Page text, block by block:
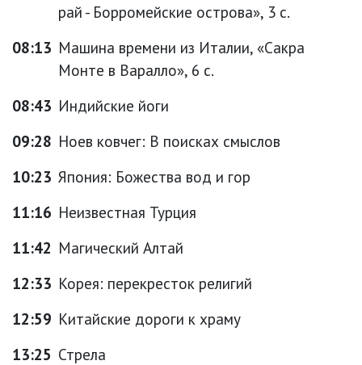
рай - Борромейские острова», 3 с.
08:13 Машина времени из Италии, «Сакра
Монте в Варалло», 6 с.
08:43 Индийские йоги
09:28 Ноев ковчег: В поисках смыслов
10:23 Япония: Божества вод и гор
11:16 Неизвестная Турция
11:42 Магический Алтай
12:33 Корея: перекресток религий
12:59 Китайские дороги к храму
13:25 Стрела